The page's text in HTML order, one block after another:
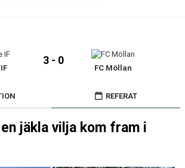
3 - 0
FC Möllan
REFERAT
jäkla vilja kom fram i